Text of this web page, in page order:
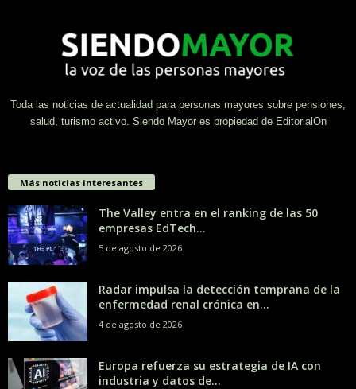
Toda las noticias de actualidad para personas mayores sobre pensiones,
salud, turismo activo. Siendo Mayor es propiedad de EditorialOn
Más noticias interesantes
The Valley entra en el ranking de las 50
empresas EdTech...
5 de agosto de 2026
Radar impulsa la detección temprana de la
enfermedad renal crónica en...
4 de agosto de 2026
Europa refuerza su estrategia de IA con
industria y datos de...